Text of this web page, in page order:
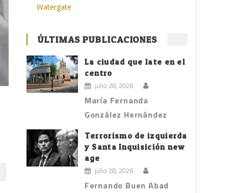
Watergate
ÚLTIMAS PUBLICACIONES
La ciudad que late en el
centro
julio 28, 2026
María Fernanda
González Hernández
Terrorismo de izquierda
y Santa Inquisición new
age
julio 28, 2026
Fernando Buen Abad